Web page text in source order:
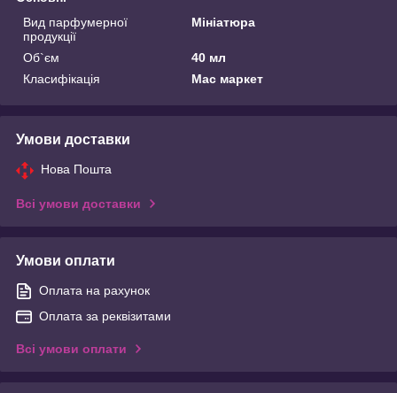
Вид парфумерної
продукції
Мініатюра
Об`єм
40 мл
Класифікація
Мас маркет
Умови доставки
Нова Пошта
Всі умови доставки
Умови оплати
Оплата на рахунок
Оплата за реквізитами
Всі умови оплати